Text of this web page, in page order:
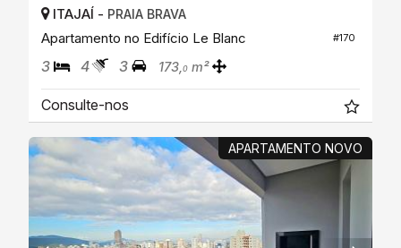
#170
ITAJAÍ - PRAIA BRAVA
Apartamento no Edifício Le Blanc
3 4 3 173,0 m²
Consulte-nos
APARTAMENTO NOVO